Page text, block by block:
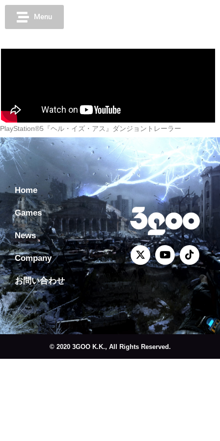
Menu
PlayStation®5『ヘル・イズ・アス』ダンジョントレーラー
Home
Games
News
Company
お問い合わせ
© 2020 3GOO K.K., All Rights Reserved.